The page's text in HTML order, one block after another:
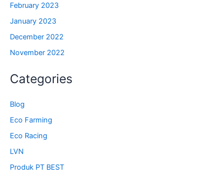
February 2023
January 2023
December 2022
November 2022
Categories
Blog
Eco Farming
Eco Racing
LVN
Produk PT BEST